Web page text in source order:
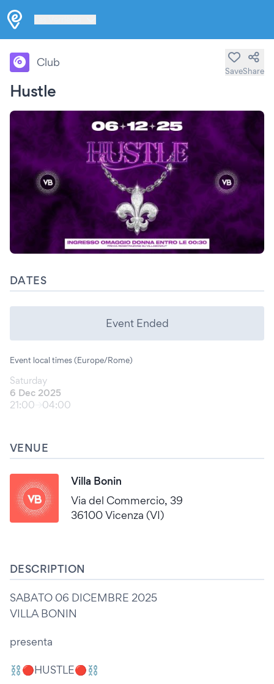
Hustle
Club
SaveShare
DATES
Event Ended
Event local times (Europe/Rome)
Saturday
6 Dec 2025
21:00
04:00
VENUE
Villa Bonin
Via del Commercio, 39
36100 Vicenza (VI)
DESCRIPTION
SABATO 06 DICEMBRE 2025
VILLA BONIN
presenta
⛓️🔴HUSTLE🔴⛓️